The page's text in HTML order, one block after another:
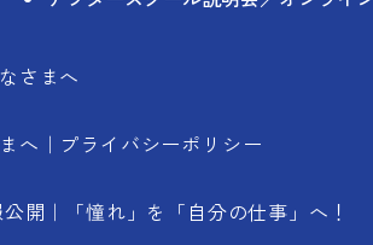
さまへ
へ プライバシーポリシー
開 「憧れ」を「自分の仕事」へ！